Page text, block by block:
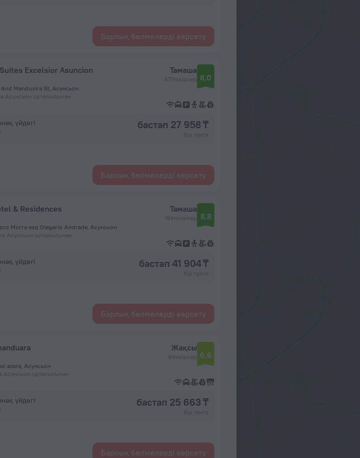
Барлық бөлмелерді көрсету
Excelsior Asuncion
Manduvira St, Асунсьон
Асунсьон орталығынан
Тамаша
477пікірлер 8,0
үйдегі
бастап 27 958 ₸
Барлық бөлмелерді көрсету
& Residences
Morra esq Olegario Andrade, Асунсьон
Асунсьон орталығынан
Тамаша
194пікірлер 8,8
үйдегі
бастап 41 904 ₸
Барлық бөлмелерді көрсету
azara, Асунсьон
Асунсьон орталығынан
Жақсы
61пікірлер 6,6
үйдегі
бастап 25 663 ₸
Барлық бөлмелерді көрсету